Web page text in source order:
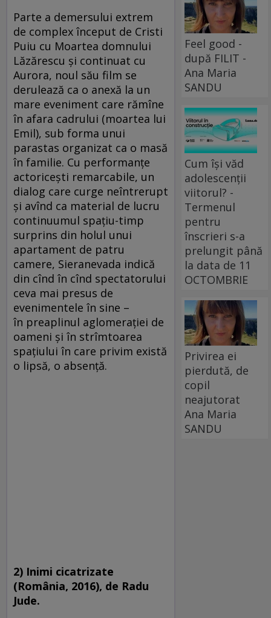
Parte a demersului extrem
de complex început de Cristi
Puiu cu Moartea domnului
Lăzărescu şi continuat cu
Aurora, noul său film se
derulează ca o anexă la un
mare eveniment care rămîne
în afara cadrului (moartea lui
Emil), sub forma unui
parastas organizat ca o masă
în familie. Cu performanţe
actoriceşti remarcabile, un
dialog care curge neîntrerupt
şi avînd ca material de lucru
continuumul spaţiu-timp
surprins din holul unui
apartament de patru
camere, Sieranevada indică
din cînd în cînd spectatorului
ceva mai presus de
evenimentele în sine –
în preaplinul aglomeraţiei de
oameni şi în strîmtoarea
spaţiului în care privim există
o lipsă, o absenţă.
2) Inimi cicatrizate
(România, 2016), de Radu
Jude.
Feel good -
după FILIT -
Ana Maria
SANDU
Cum își văd
adolescenții
viitorul? -
Termenul
pentru
înscrieri s-a
prelungit până
la data de 11
OCTOMBRIE
Privirea ei
pierdută, de
copil
neajutorat
Ana Maria
SANDU